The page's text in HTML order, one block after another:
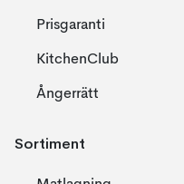
Prisgaranti
KitchenClub
Ångerrätt
Sortiment